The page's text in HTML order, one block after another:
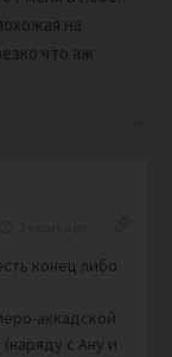
на
что аж
конец либо
аккадской
с Ану и